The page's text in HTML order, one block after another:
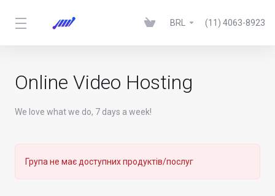
BRL (11) 4063-8923
Online Video Hosting
We love what we do, 7 days a week!
Група не має доступних продуктів/послуг